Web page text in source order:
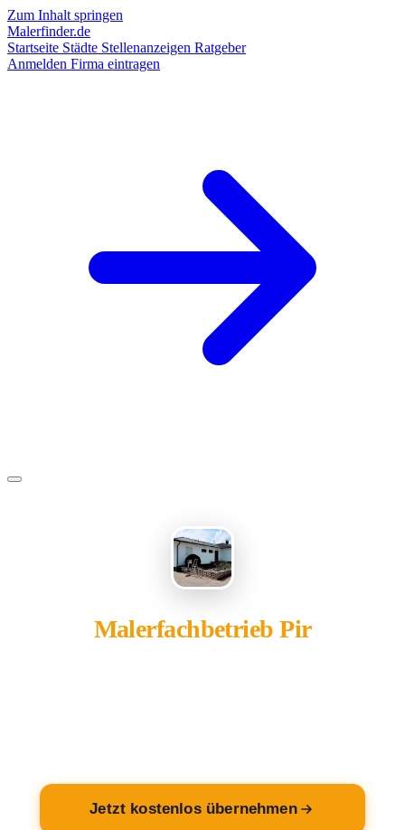
Zum Inhalt springen
Malerfinder.de
Startseite Städte Stellenanzeigen Ratgeber
Anmelden Firma eintragen
Malerfachbetrieb Pir
Jetzt kostenlos übernehmen